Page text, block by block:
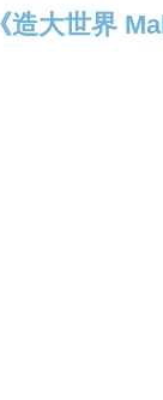
造大世界